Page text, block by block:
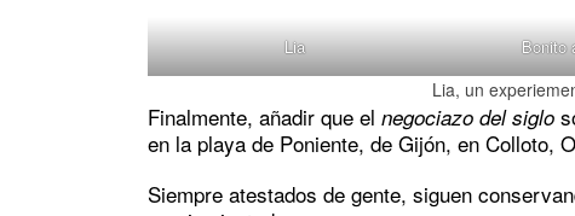
Lia Bonito
Lia, un
Finalmente, añadir que el negociazo del siglo
en la playa de Poniente, de Gijón, en Colloto,
Siempre atestados de gente, siguen